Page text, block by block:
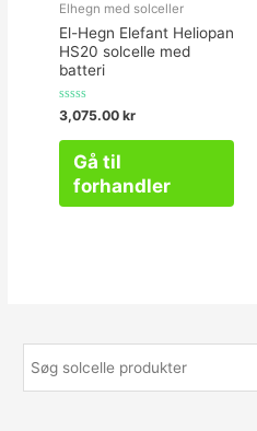
Elhegn med solceller
El-Hegn Elefant Heliopan
HS20 solcelle med
batteri
Vurderet
0
ud
3,075.00 kr
Gå til
forhandler